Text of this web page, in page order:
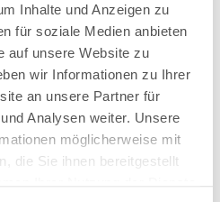
Inhalte und Anzeigen zu
für soziale Medien anbieten
auf unsere Website zu
wir Informationen zu Ihrer
an unsere Partner für
Analysen weiter. Unsere
möglicherweise mit
die Sie ihnen bereitgestellt